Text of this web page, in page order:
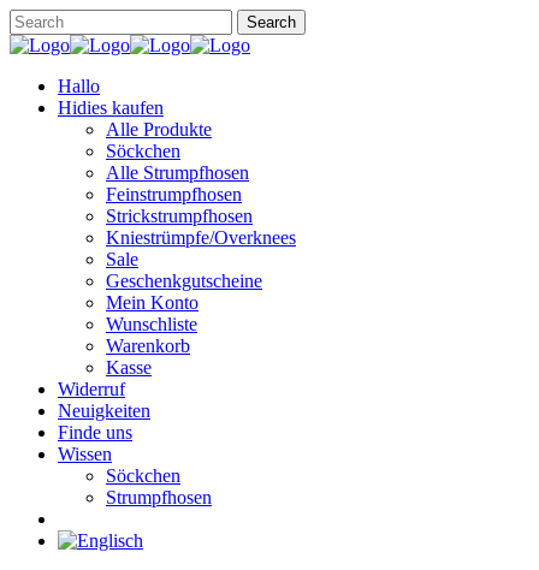
Hallo
Hidies kaufen
Alle Produkte
Söckchen
Alle Strumpfhosen
Feinstrumpfhosen
Strickstrumpfhosen
Kniestrümpfe/Overknees
Sale
Geschenkgutscheine
Mein Konto
Wunschliste
Warenkorb
Kasse
Widerruf
Neuigkeiten
Finde uns
Wissen
Söckchen
Strumpfhosen